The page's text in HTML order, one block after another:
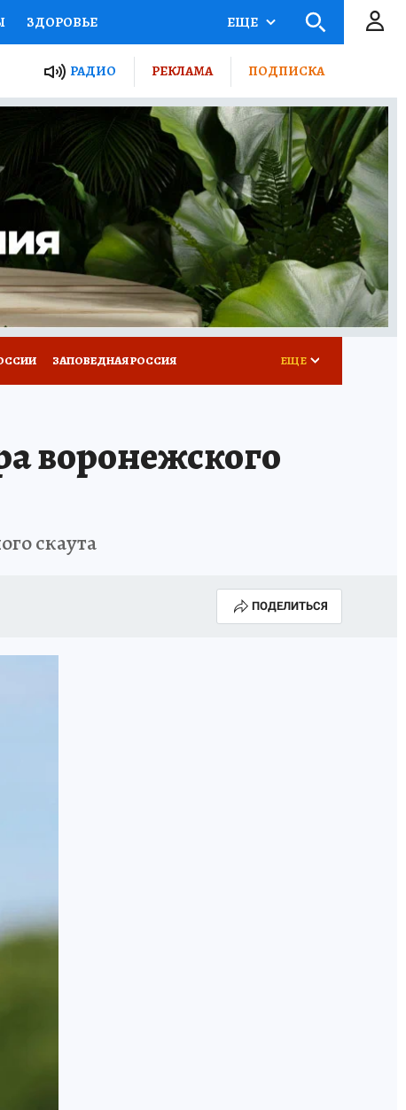
ЗДОРОВЬЕ
РОССИИ
ПУТЕВОДИТЕЛЬ
ЖЕЛЕЗА ТУРИЗМ
ПОТРЕБИТЕЛЯ ВСЕ О КП
ЕЩЕ
РАДИО РЕКЛАМА ПОДПИСКА
ЗАПОВЕДНАЯ РОССИЯ ЕЩЕ
воронежского
скаута
ПОДЕЛИТЬСЯ